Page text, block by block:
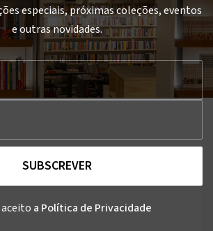
especiais, próximas coleções, eventos
e outras novidades.
SUBSCREVER
aceito a Política de Privacidade